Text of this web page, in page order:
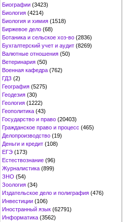
Биографии (3423)
Биология (4214)
Биология и химия (1518)
Биржевое дело (68)
Ботаника и сельское хоз-во (2836)
Бухгалтерский учет и аудит (8269)
Валютные отношения (50)
Ветеринария (50)
Военная кафедра (762)
ГДЗ (2)
География (5275)
Геодезия (30)
Геология (1222)
Геополитика (43)
Государство и право (20403)
Гражданское право и процесс (465)
Делопроизводство (19)
Деньги и кредит (108)
ЕГЭ (173)
Естествознание (96)
Журналистика (899)
ЗНО (54)
Зоология (34)
Издательское дело и полиграфия (476)
Инвестиции (106)
Иностранный язык (62791)
Информатика (3562)